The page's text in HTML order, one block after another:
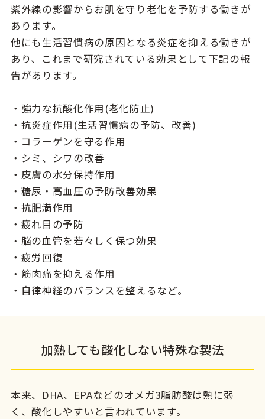
紫外線の影響からお肌を守り老化を予防する働きが
あります。
他にも生活習慣病の原因となる炎症を抑える働きが
あり、これまで研究されている効果として下記の報
告があります。
・強力な抗酸化作用(老化防止)
・抗炎症作用(生活習慣病の予防、改善)
・コラーゲンを守る作用
・シミ、シワの改善
・皮膚の水分保持作用
・糖尿・高血圧の予防改善効果
・抗肥満作用
・疲れ目の予防
・脳の血管を若々しく保つ効果
・疲労回復
・筋肉痛を抑える作用
・自律神経のバランスを整えるなど。
加熱しても酸化しない特殊な製法
本来、DHA、EPAなどのオメガ3脂肪酸は熱に弱
く、酸化しやすいと言われています。